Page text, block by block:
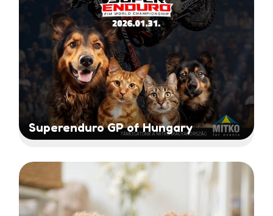
Superenduro GP of Hungary